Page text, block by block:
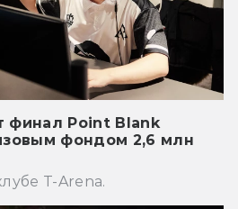
финал Point Blank
фондом 2,6 млн
T-Arena.